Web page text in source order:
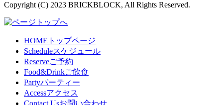
Copyright (C) 2023 BRICKBLOCK, All Rights Reserved.
HOME トップページ
Scheduleスケジュール
Reserveご予約
Food&Drinkご飲食
Partyパーティー
Accessアクセス
Contact Usお問い合わせ